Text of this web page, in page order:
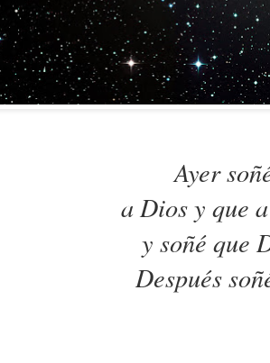
Ayer
a Dios y que
y soñé que
Después